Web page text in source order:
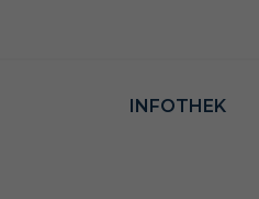
INFOTHEK